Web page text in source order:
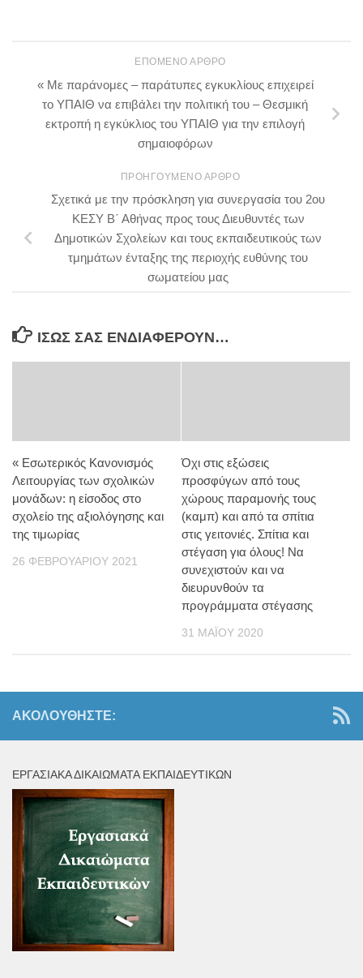
ΕΠΌΜΕΝΟ ΆΡΘΡΟ
« Με παράνομες – παράτυπες εγκυκλίους επιχειρεί
το ΥΠΑΙΘ να επιβάλει την πολιτική του – Θεσμική
εκτροπή η εγκύκλιος του ΥΠΑΙΘ για την επιλογή
σημαιοφόρων
ΠΡΟΗΓΟΎΜΕΝΟ ΆΡΘΡΟ
Σχετικά με την πρόσκληση για συνεργασία του 2ου
ΚΕΣΥ Β΄ Αθήνας προς τους Διευθυντές των
Δημοτικών Σχολείων και τους εκπαιδευτικούς των
τμημάτων ένταξης της περιοχής ευθύνης του
σωματείου μας
ΊΣΩΣ ΣΑΣ ΕΝΔΙΑΦΈΡΟΥΝ…
« Εσωτερικός Κανονισμός
Λειτουργίας των σχολικών
μονάδων: η είσοδος στο
σχολείο της αξιολόγησης και
της τιμωρίας
26 ΦΕΒΡΟΥΑΡΊΟΥ 2021
Όχι στις εξώσεις
προσφύγων από τους
χώρους παραμονής τους
(καμπ) και από τα σπίτια
στις γειτονιές. Σπίτια και
στέγαση για όλους! Να
συνεχιστούν και να
διευρυνθούν τα
προγράμματα στέγασης
31 ΜΑΪ́ΟΥ 2020
ΑΚΟΛΟΥΘΉΣΤΕ:
ΕΡΓΑΣΙΑΚΆ ΔΙΚΑΙΏΜΑΤΑ ΕΚΠΑΙΔΕΥΤΙΚΏΝ